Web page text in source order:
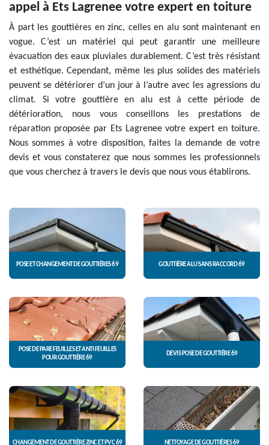
appel à Ets Lagrenee votre expert en toiture
À part les gouttières en zinc, celles en alu sont maintenant en
vogue. C’est un matériel qui peut garantir une meilleure
évacuation des eaux pluviales durablement. C’est très résistant
et esthétique. Cependant, même les plus solides des matériels
peuvent se détériorer d’un jour à l’autre avec les agressions du
climat. Si votre gouttière en alu est à cette période de
détérioration, nous vous conseillons les prestations de
réparation proposée par Ets Lagrenee votre expert en toiture.
Nous sommes à votre disposition, faites la demande de votre
devis et vous constaterez que nous sommes les professionnels
que vous cherchez à travers le devis que nous vous établirons.
POSE ET CHANGEMENT DE GOUTTIÈRES 69 GOUTTIÈRE ALU SANS RACCORD 69
POSE DE PARE FEUILLES ET ANTI FEUILLES
POUR GOUTTIÈRE 69
DEVIS POSE DE GOUTTIÈRE 69
CHANGEMENT DE GOUTTIÈRE ZINC ET PVC 69 NETTOYAGE DE GOUTTIÈRES 69